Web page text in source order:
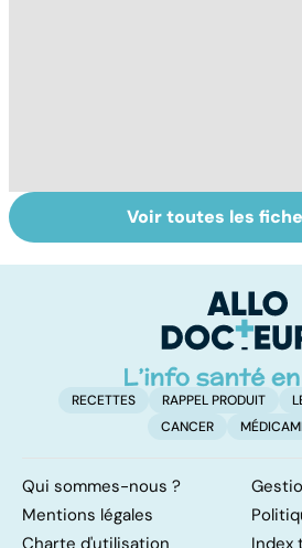
Tout savoir sur
les infections
Voir toutes les
RECETTES RAPPEL PRODUIT
CANCER
Qui sommes-nous ?
Mentions légales
Charte d'utilisation
Index